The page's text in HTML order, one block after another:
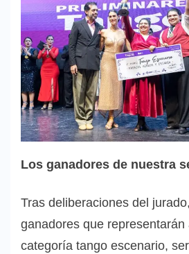
Los ganadores de nuestra
Tras deliberaciones del
ganadores que
categoría tango escenario,